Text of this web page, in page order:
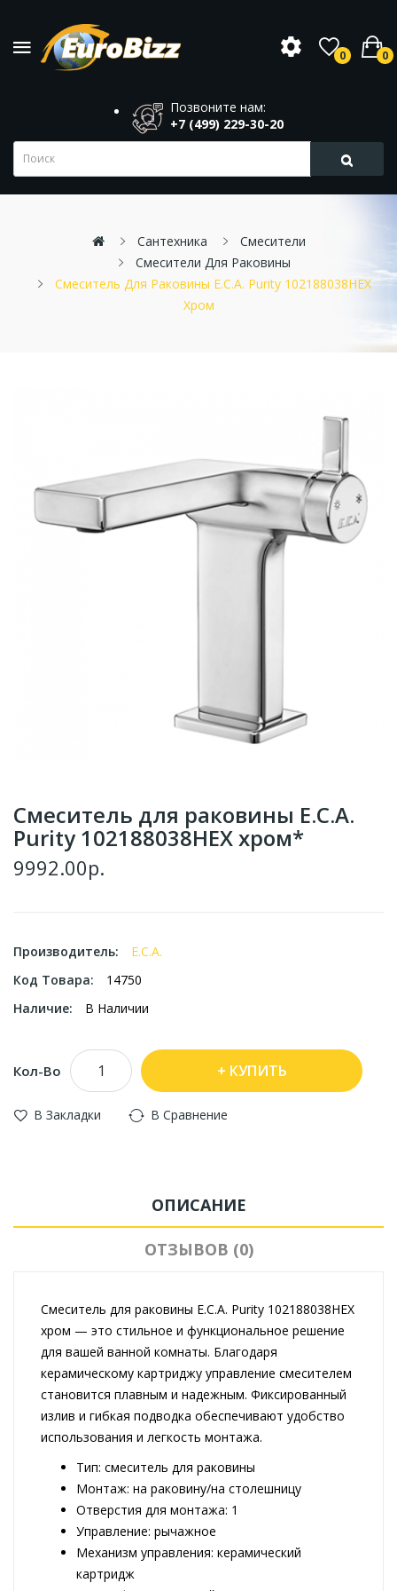
0 0
Позвоните нам:
+7 (499) 229-30-20
Сантехника
Смесители
Смесители Для Раковины
Смеситель Для Раковины E.C.A. Purity 102188038HEX
Хром
Смеситель для раковины E.C.A.
Purity 102188038HEX хром*
9992.00р.
Производитель:
E.C.A.
Код Товара:
14750
Наличие:
В Наличии
Кол-Во КУПИТЬ
В Закладки В Сравнение
ОПИСАНИЕ
ОТЗЫВОВ (0)
Смеситель для раковины E.C.A. Purity 102188038HEX
хром — это стильное и функциональное решение
для вашей ванной комнаты. Благодаря
керамическому картриджу управление смесителем
становится плавным и надежным. Фиксированный
излив и гибкая подводка обеспечивают удобство
использования и легкость монтажа.
Тип: смеситель для раковины
Монтаж: на раковину/на столешницу
Отверстия для монтажа: 1
Управление: рычажное
Механизм управления: керамический
картридж